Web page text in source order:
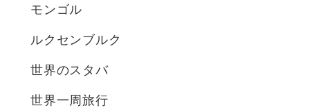
モンゴル
ルクセンブルク
世界のスタバ
世界一周旅行